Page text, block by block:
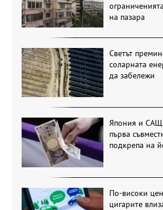
на пазара
Светът
соларната
да забележи
Япония и САЩ
първа
подкрепа на
По-високи
цигарите